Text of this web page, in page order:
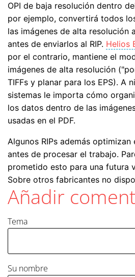
OPI de baja resolución dentro
por ejemplo, convertirá todos
las imágenes de alta resolución
antes de enviarlos al RIP. Helios
por el contrario, mantiene el
imágenes de alta resolución
TIFFs y planar para los EPS). A
sistemas le importa cómo
los datos dentro de las
usadas en el PDF.
Algunos RIPs además
antes de procesar el trabajo.
prometido esto para una futura
Sobre otros fabricantes no
Añadir
Tema
Su nombre